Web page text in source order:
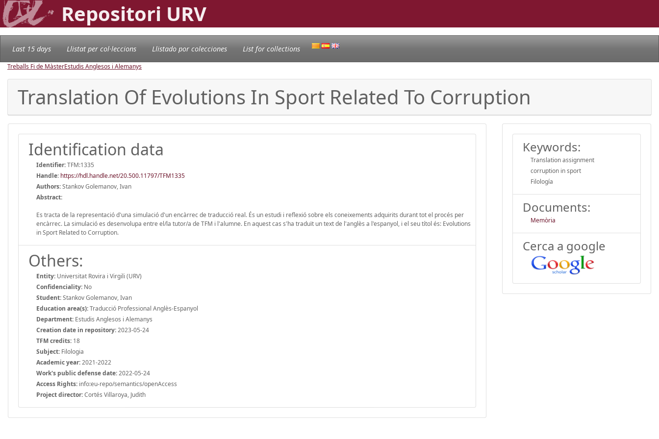
Repositori URV
Last 15 days Llistat per col·leccions Llistado por colecciones List for collections
Treballs Fi de MàsterEstudis Anglesos i Alemanys
Translation Of Evolutions In Sport Related To Corruption
Identification data
Identifier:TFM:1335
Handle: https://hdl.handle.net/20.500.11797/TFM1335
Authors:Stankov Golemanov, Ivan
Abstract:
Es tracta de la representació d'una simulació d'un encàrrec de traducció real. És un estudi i reflexió sobre els coneixements adquirits durant tot el procés per
encàrrec. La simulació es desenvolupa entre el/la tutor/a de TFM i l'alumne. En aquest cas s'ha traduït un text de l'anglès a l'espanyol, i el seu títol és: Evolutions
in Sport Related to Corruption.
Others:
Entity: Universitat Rovira i Virgili (URV)
Confidenciality: No
Student:Stankov Golemanov, Ivan
Education area(s):Traducció Professional Anglès-Espanyol
Department: Estudis Anglesos i Alemanys
Creation date in repository:2023-05-24
TFM credits: 18
Subject: Filologia
Academic year:2021-2022
Work's public defense date:2022-05-24
Access Rights: info:eu-repo/semantics/openAccess
Project director:Cortés Villaroya, Judith
Keywords:
Translation assignment
corruption in sport
Filología
Documents:
Memòria
Cerca a google